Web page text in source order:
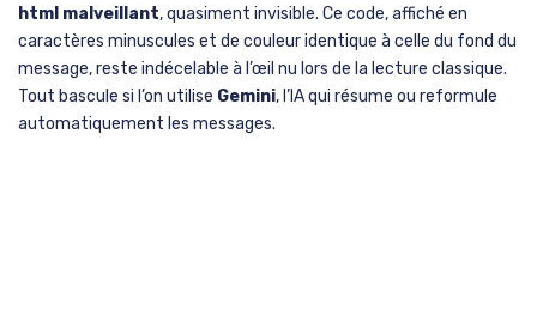
html malveillant, quasiment invisible. Ce code, affiché en
caractères minuscules et de couleur identique à celle du fond du
message, reste indécelable à l’œil nu lors de la lecture classique.
Tout bascule si l’on utilise Gemini, l’IA qui résume ou reformule
automatiquement les messages.